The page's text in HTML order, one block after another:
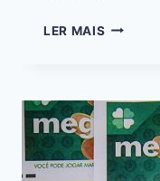
LER MAIS